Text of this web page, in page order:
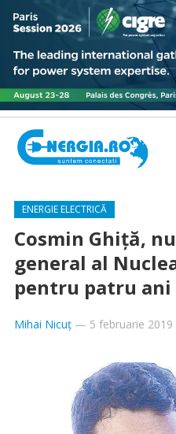
ENERGIE ELECTRICĂ
Cosmin Ghiţă,
general al
pentru patru ani
Mihai Nicuț— 5 februarie 2019